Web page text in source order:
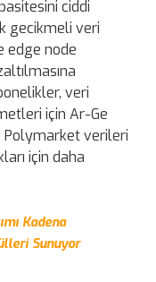
ciddi
gecikmeli veri
edge node
veri
için Ar-Ge
verileri
için daha
Kadena
Sunuyor